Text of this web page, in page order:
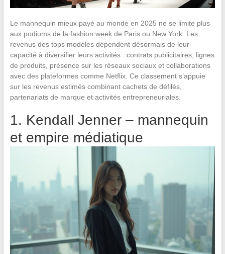
Le mannequin mieux payé au monde en 2025 ne se limite plus
aux podiums de la fashion week de Paris ou New York. Les
revenus des tops modèles dépendent désormais de leur
capacité à diversifier leurs activités : contrats publicitaires, lignes
de produits, présence sur les réseaux sociaux et collaborations
avec des plateformes comme Netflix. Ce classement s’appuie
sur les revenus estimés combinant cachets de défilés,
partenariats de marque et activités entrepreneuriales.
1. Kendall Jenner – mannequin
et empire médiatique